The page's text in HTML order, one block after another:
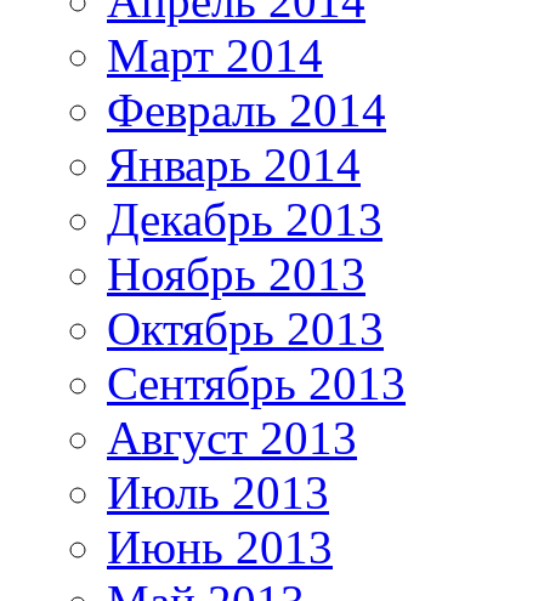
Март 2014
Февраль 2014
Январь 2014
Декабрь 2013
Ноябрь 2013
Октябрь 2013
Сентябрь 2013
Август 2013
Июль 2013
Июнь 2013